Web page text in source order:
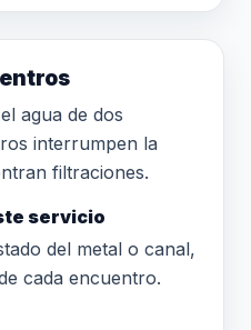
agua de dos
interrumpen la
filtraciones.
servicio
del metal o canal,
cada encuentro.